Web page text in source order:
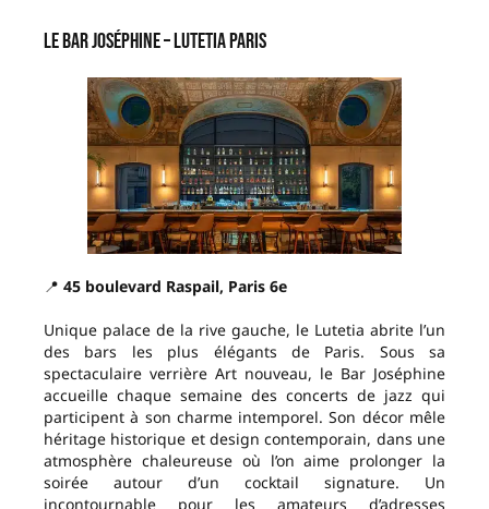
Le Bar Joséphine – Lutetia Paris
📍 45 boulevard Raspail, Paris 6e
Unique palace de la rive gauche, le Lutetia abrite l’un
des bars les plus élégants de Paris. Sous sa
spectaculaire verrière Art nouveau, le Bar Joséphine
accueille chaque semaine des concerts de jazz qui
participent à son charme intemporel. Son décor mêle
héritage historique et design contemporain, dans une
atmosphère chaleureuse où l’on aime prolonger la
soirée autour d’un cocktail signature. Un
incontournable pour les amateurs d’adresses